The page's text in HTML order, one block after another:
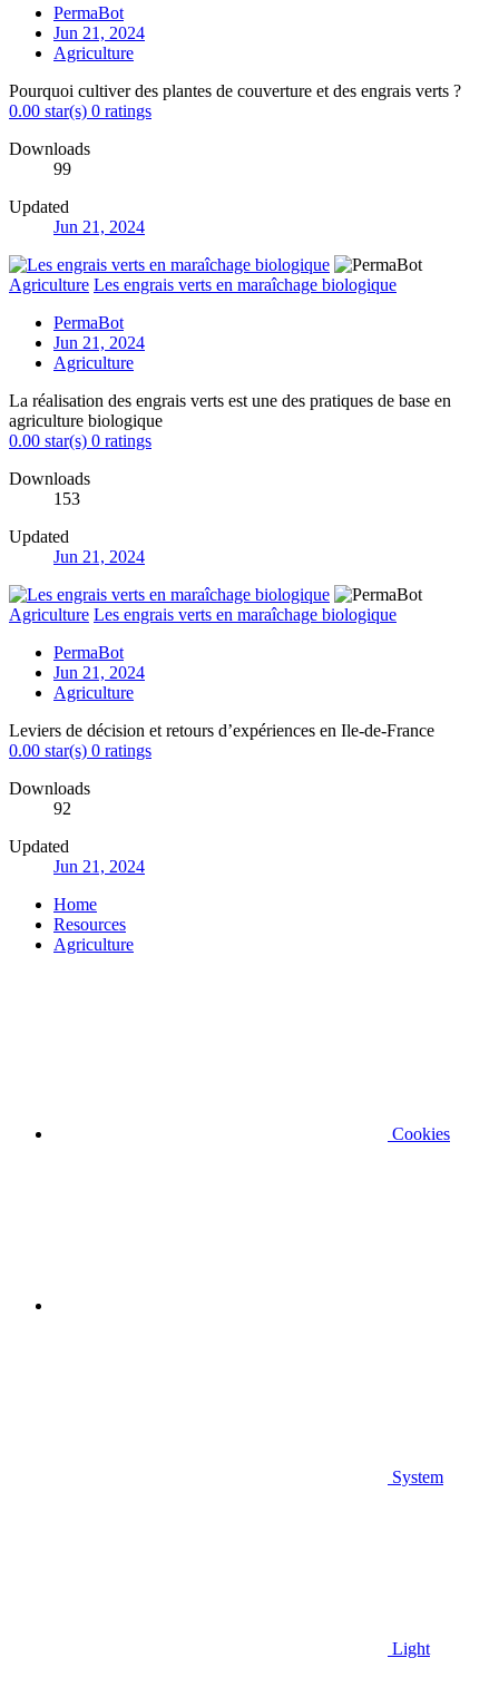
PermaBot
Jun 21, 2024
Agriculture
Pourquoi cultiver des plantes de couverture et des engrais verts ?
0.00 star(s) 0 ratings
Downloads
99
Updated
Jun 21, 2024
Agriculture Les engrais verts en maraîchage biologique
PermaBot
Jun 21, 2024
Agriculture
La réalisation des engrais verts est une des pratiques de base en
agriculture biologique
0.00 star(s) 0 ratings
Downloads
153
Updated
Jun 21, 2024
Agriculture Les engrais verts en maraîchage biologique
PermaBot
Jun 21, 2024
Agriculture
Leviers de décision et retours d’expériences en Ile-de-France
0.00 star(s) 0 ratings
Downloads
92
Updated
Jun 21, 2024
Home
Resources
Agriculture
Cookies
System
Light